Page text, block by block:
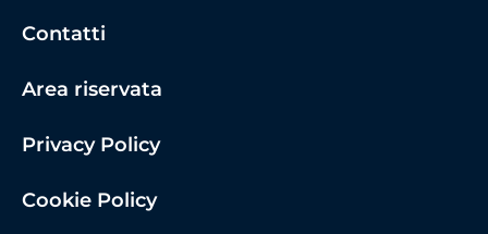
Contatti
Area riservata
Privacy Policy
Cookie Policy